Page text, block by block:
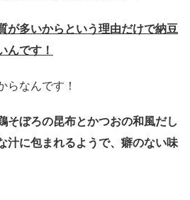
が多いからという理由だけで納豆
んです！
らなんです！
そぼろの昆布とかつおの和風だし
汁に包まれるようで、癖のない味